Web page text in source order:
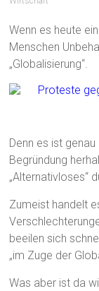
Wenn es heute
Menschen
„Globalisierung“.
Denn es ist
Begründung
„Alternativloses“
Zumeist handelt
beeilen sich
„im Zuge der
Was aber ist da